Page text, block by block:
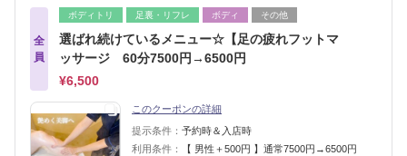
全
員
ボディトリ 足裏・リフレ ボディ その他
選ばれ続けているメニュー☆【足の疲れフットマ
ッサージ 60分7500円→6500円
¥6,500
このクーポンの詳細
提示条件： 予約時＆入店時
利用条件：
【 男性＋500円 】通常7500円→6500円